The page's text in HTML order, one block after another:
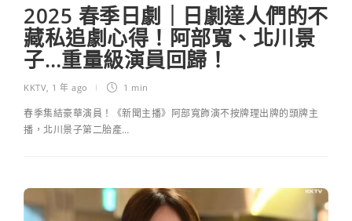
2025 春季日劇｜日劇達人們的不
藏私追劇心得！阿部寬、北川景
子…重量級演員回歸！
KKTV 1 年 ago 1 min
春季集結豪華演員！《新聞主播》阿部寬飾演不按牌理出牌的頭牌主
播，北川景子第二胎產…